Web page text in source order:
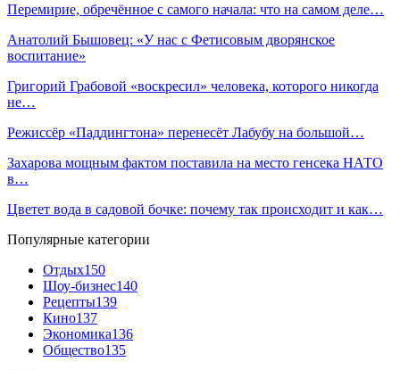
Перемирие, обречённое с самого начала: что на самом деле…
Анатолий Бышовец: «У нас с Фетисовым дворянское
воспитание»
Григорий Грабовой «воскресил» человека, которого никогда
не…
Режиссёр «Паддингтона» перенесёт Лабубу на большой…
Захарова мощным фактом поставила на место генсека НАТО
в…
Цветет вода в садовой бочке: почему так происходит и как…
Популярные категории
Отдых150
Шоу-бизнес140
Рецепты139
Кино137
Экономика136
Общество135